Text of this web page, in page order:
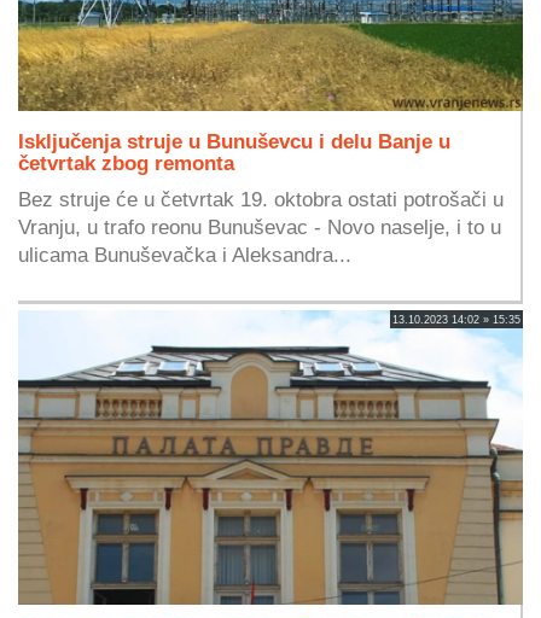
Isključenja struje u Bunuševcu i delu Banje u
četvrtak zbog remonta
Bez struje će u četvrtak 19. oktobra ostati potrošači u
Vranju, u trafo reonu Bunuševac - Novo naselje, i to u
ulicama Bunuševačka i Aleksandra...
13.10.2023 14:02 » 15:35